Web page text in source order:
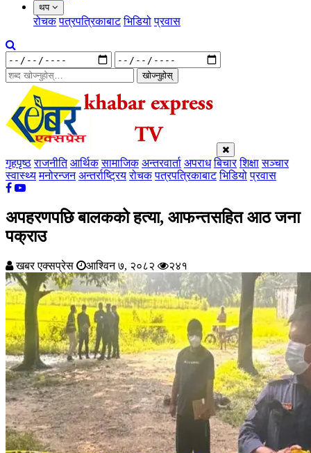
थप
रोचक पत्रपत्रिकाबाट भिडियो प्रवास
खोज्नुहोस्
गृहपृष्ठ राजनीति आर्थिक सामाजिक अन्तरवार्ता अपराध बिचार शिक्षा सञ्चार
स्वास्थ्य मनोरन्जन अन्तर्राष्ट्रिय रोचक पत्रपत्रिकाबाट भिडियो प्रवास
अपहरणपछि बालकको हत्या, आफन्तसहित आठ जना
पक्राउ
खबर एक्सप्रेस आश्विन ७, २०८२ २४१